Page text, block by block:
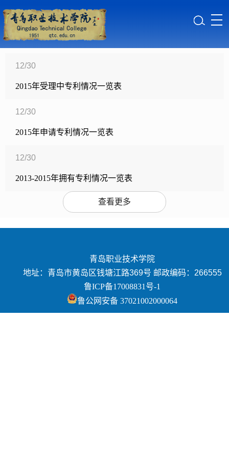
12/30
2015年受理中专利情况一览表
12/30
2015年申请专利情况一览表
12/30
2013-2015年拥有专利情况一览表
查看更多
青岛职业技术学院
地址：青岛市黄岛区钱塘江路369号 邮政编码：266555
鲁ICP备17008831号-1
鲁公网安备 37021002000064